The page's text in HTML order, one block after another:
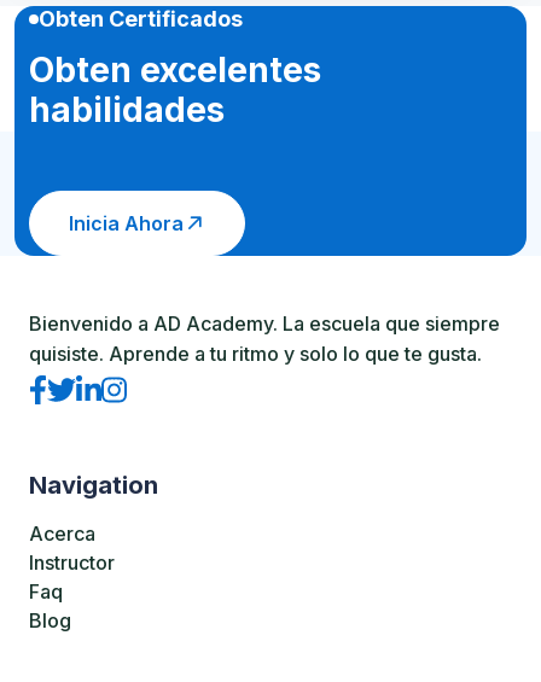
Obten Certificados
Obten excelentes
habilidades
Inicia Ahora
Bienvenido a AD Academy. La escuela que siempre
quisiste. Aprende a tu ritmo y solo lo que te gusta.
Navigation
Acerca
Instructor
Faq
Blog